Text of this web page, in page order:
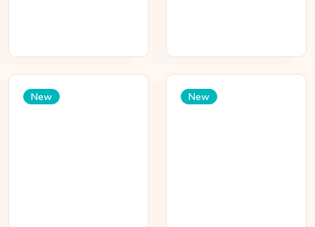
New New